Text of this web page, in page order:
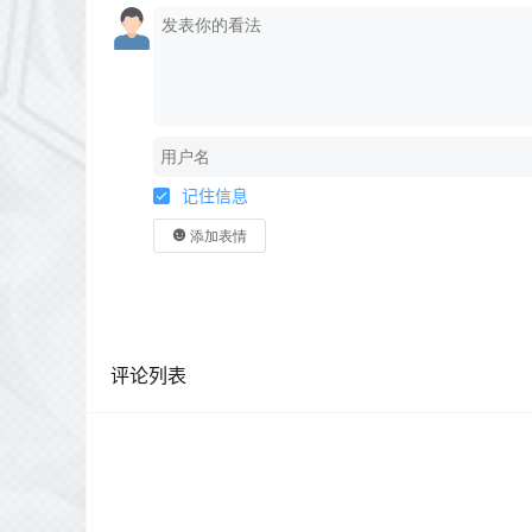
记住信息
添加表情
评论列表